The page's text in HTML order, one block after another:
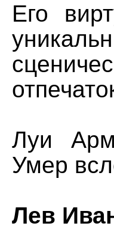
Его
Луи
Умер
Лев